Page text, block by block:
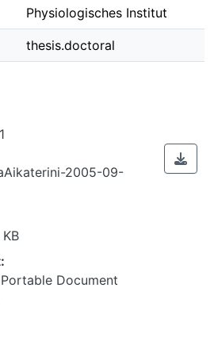
Physiologisches Institut
thesis.doctoral
2005-09-
Document